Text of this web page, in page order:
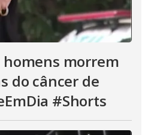
homens morrem
do câncer de
#Shorts